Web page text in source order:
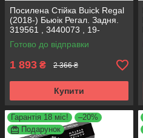
Посилена Стійка Buick Regal
(2018-) Бьюік Регал. Задня.
319561 , 3440073 , 19-
280615. KOREA Аксусс!
Готово до відправки
1 893 ₴ 2 366 ₴
Купити
Гарантія 18 міс!
–20%
Подарунок